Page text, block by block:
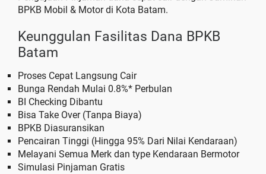
BPKB Mobil & Motor di Kota Batam.
Keunggulan Fasilitas Dana BPKB
Batam
Proses Cepat Langsung Cair
Bunga Rendah Mulai 0.8%* Perbulan
BI Checking Dibantu
Bisa Take Over (Tanpa Biaya)
BPKB Diasuransikan
Pencairan Tinggi (Hingga 95% Dari Nilai Kendaraan)
Melayani Semua Merk dan type Kendaraan Bermotor
Simulasi Pinjaman Gratis